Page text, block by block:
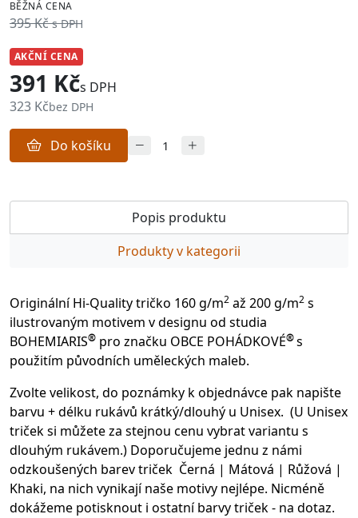
BĚŽNÁ CENA
395 Kč s DPH
AKČNÍ CENA
391 Kčs DPH
323 Kčbez DPH
Do košíku
Popis produktu
Produkty v kategorii
Originální Hi-Quality tričko 160 g/m2 až 200 g/m2 s
ilustrovaným motivem v designu od studia
BOHEMIARIS® pro značku OBCE POHÁDKOVÉ®s
použitím původních uměleckých maleb.
Zvolte velikost, do poznámky k objednávce pak napište
barvu + délku rukávů krátký/dlouhý u Unisex. (U Unisex
triček si můžete za stejnou cenu vybrat variantu s
dlouhým rukávem.) Doporučujeme jednu z námi
odzkoušených barev triček Černá | Mátová | Růžová |
Khaki, na nich vynikají naše motivy nejlépe. Nicméně
dokážeme potisknout i ostatní barvy triček - na dotaz.